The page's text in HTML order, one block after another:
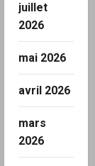
juillet
2026
mai 2026
avril 2026
mars
2026